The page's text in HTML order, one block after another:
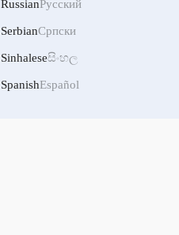
RussianРусский
SerbianСрпски
Sinhaleseසිංහල
SpanishEspañol